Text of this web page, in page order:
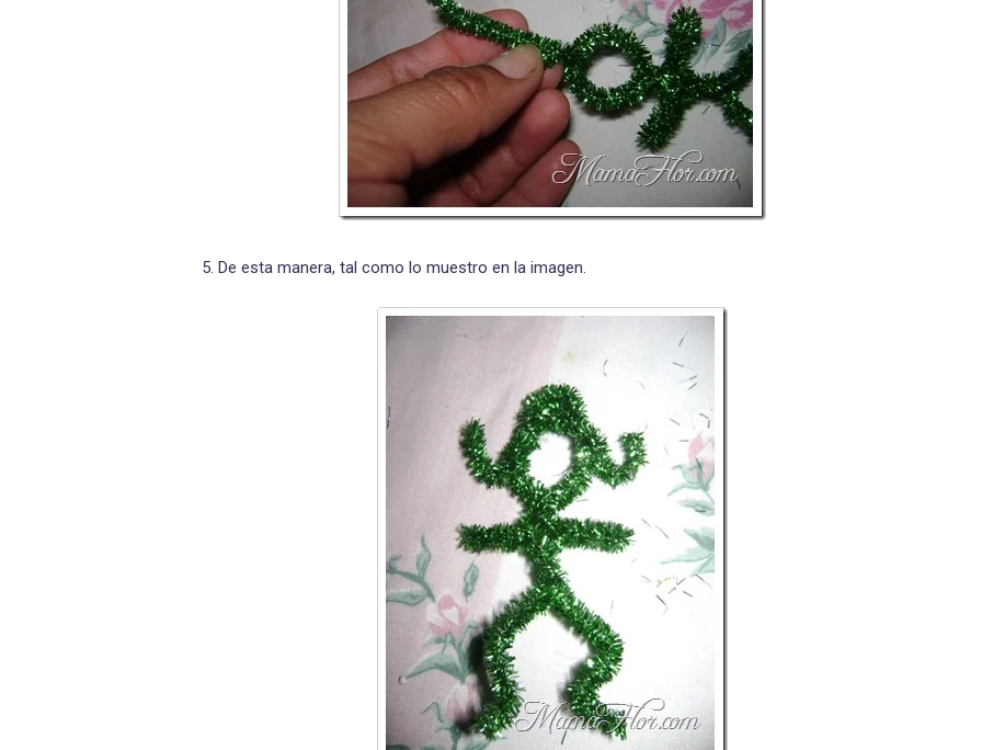
5. De esta manera, tal como lo muestro en la imagen.